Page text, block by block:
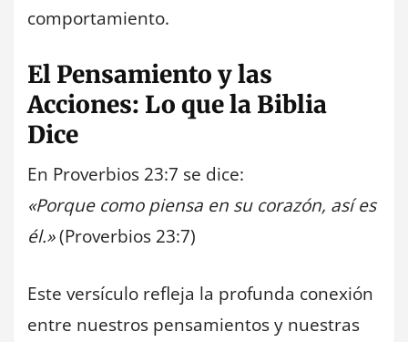
comportamiento.
El Pensamiento y las
Acciones: Lo que la Biblia
Dice
En Proverbios 23:7 se dice:
«Porque como piensa en su corazón, así es
él.»(Proverbios 23:7)
Este versículo refleja la profunda conexión
entre nuestros pensamientos y nuestras